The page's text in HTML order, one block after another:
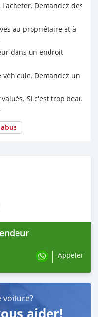
Demandez des
au propriétaire et à
dans un endroit
véhicule. Demandez un
Si c'est trop beau
Appeler
voiture?
aider!